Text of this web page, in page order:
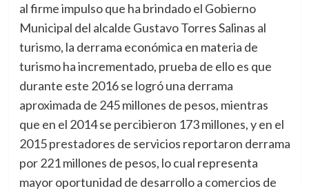
al firme impulso que ha brindado el Gobierno
Municipal del alcalde Gustavo Torres Salinas al
turismo, la derrama económica en materia de
turismo ha incrementado, prueba de ello es que
durante este 2016 se logró una derrama
aproximada de 245 millones de pesos, mientras
que en el 2014 se percibieron 173 millones, y en el
2015 prestadores de servicios reportaron derrama
por 221 millones de pesos, lo cual representa
mayor oportunidad de desarrollo a comercios de